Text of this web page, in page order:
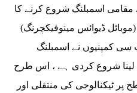
اسمبلنگ شروع کرنے کا
ڈیوائس مینوفیکچرنگ)
کمپنیوں نے اسمبلنگ
شروع کردی ہے ، اس طرح
پر ٹیکنالوجی کی منتقلی اور